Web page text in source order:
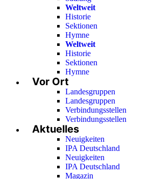
Weltweit
Historie
Sektionen
Hymne
Weltweit
Historie
Sektionen
Hymne
Vor Ort
Landesgruppen
Landesgruppen
Verbindungsstellen
Verbindungsstellen
Aktuelles
Neuigkeiten
IPA Deutschland
Neuigkeiten
IPA Deutschland
Magazin